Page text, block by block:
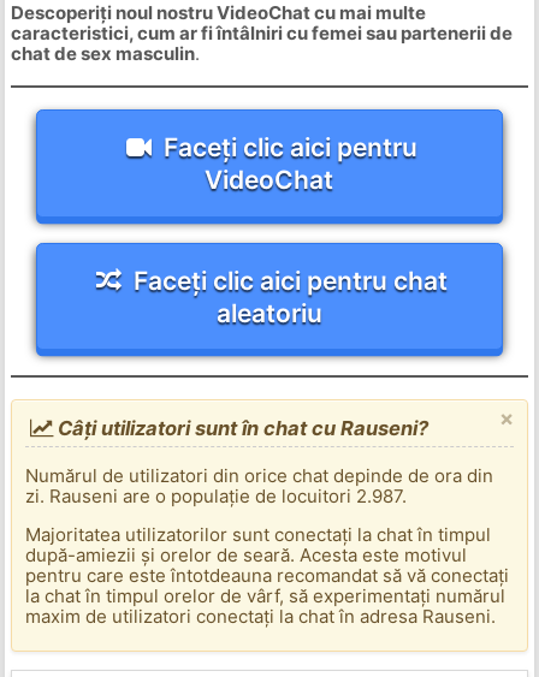
Descoperiți noul nostru VideoChat cu mai multe
caracteristici, cum ar fi întâlniri cu femei sau partenerii de
chat de sex masculin.
Faceți clic aici pentru
VideoChat
Faceți clic aici pentru chat
aleatoriu
×
Câți utilizatori sunt în chat cu Rauseni?
Numărul de utilizatori din orice chat depinde de ora din
zi. Rauseni are o populație de locuitori 2.987.
Majoritatea utilizatorilor sunt conectați la chat în timpul
după-amiezii și orelor de seară. Acesta este motivul
pentru care este întotdeauna recomandat să vă conectați
la chat în timpul orelor de vârf, să experimentați numărul
maxim de utilizatori conectați la chat în adresa Rauseni.